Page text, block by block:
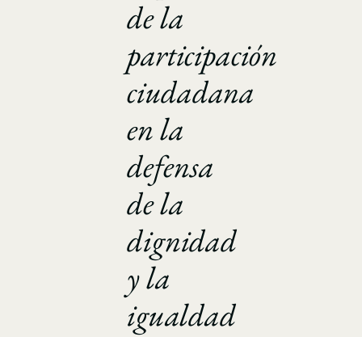
de la
participación
ciudadana
en la
defensa
de la
dignidad
y la
igualdad